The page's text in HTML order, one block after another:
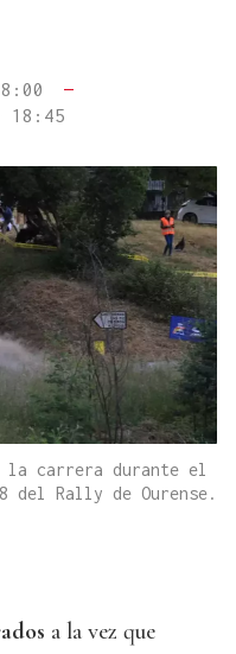
—
18:45
la carrera durante el
del Rally de Ourense.
a la vez que